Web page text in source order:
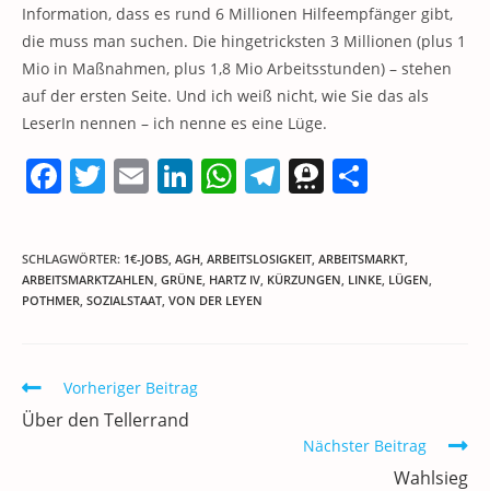
Information, dass es rund 6 Millionen Hilfeempfänger gibt,
die muss man suchen. Die hingetricksten 3 Millionen (plus 1
Mio in Maßnahmen, plus 1,8 Mio Arbeitsstunden) – stehen
auf der ersten Seite. Und ich weiß nicht, wie Sie das als
LeserIn nennen – ich nenne es eine Lüge.
F
c
e
b
o
k
T
itt
er
E
ai
l
Li
k
e
dI
W
at
s
A
T
e
gr
T
re
e
le
n
SCHLAGWÖRTER: 1€-JOBS, AGH, ARBEITSLOSIGKEIT, ARBEITSMARKT,
ARBEITSMARKTZAHLEN, GRÜNE, HARTZ IV, KÜRZUNGEN, LINKE, LÜGEN,
POTHMER, SOZIALSTAAT, VON DER LEYEN
Weitere
Artikel
ansehen
Vorheriger Beitrag
Über den Tellerrand
Nächster Beitrag
Wahlsieg